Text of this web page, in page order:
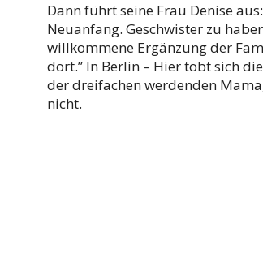
Dann führt seine Frau Denise
Neuanfang. Geschwister zu
willkommene Ergänzung der
dort.” In Berlin – Hier tobt sich
der dreifachen werdenden
nicht.